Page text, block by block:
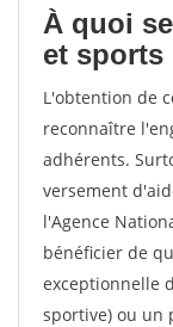
À quoi
et sports
L'obtention de
reconnaître
adhérents.
versement
l'Agence
bénéficier de
exceptionnelle
sportive) ou un